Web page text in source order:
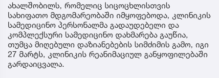
ახალშობილს, რომელიც სიცოცხლისთვის
სახიფათო მდგომარეობაში იმყოფებოდა, კლინიკის
სამედიცინო პერსონალმა გადაუდებელი და
კომპლექსური სამედიცინო დახმარება გაუწია,
თუმცა მიღებული დაზიანებების სიმძიმის გამო, იგი
27 მარტს, კლინიკის რეანიმაციულ განყოფილებაში
გარდაიცვალა.